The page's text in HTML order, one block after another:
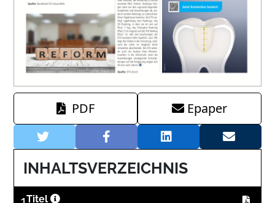
PDF Epaper
INHALTSVERZEICHNIS
Titel